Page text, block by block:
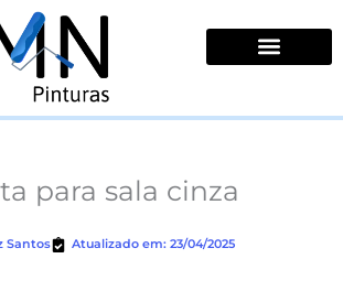
para sala cinza
Santos Atualizado em: 23/04/2025